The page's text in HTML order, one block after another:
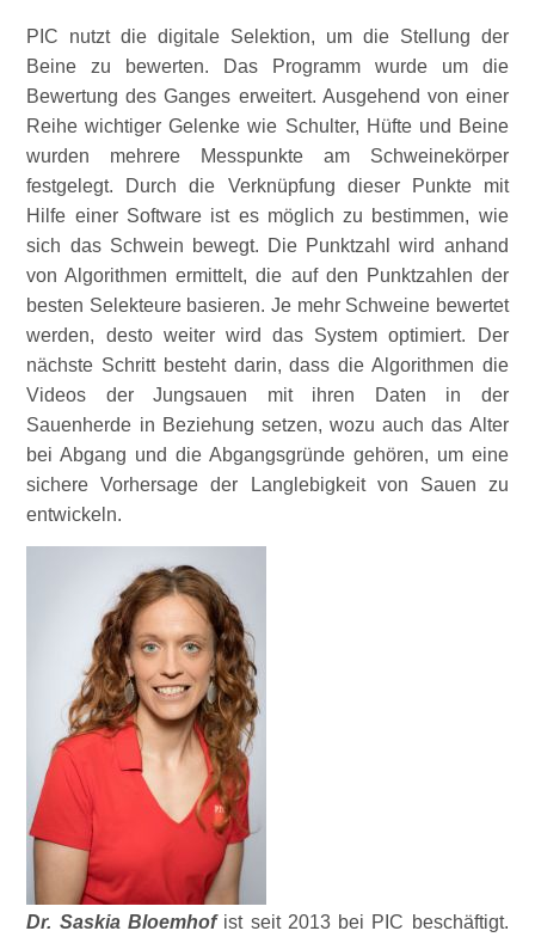
PIC nutzt die digitale Selektion, um die Stellung der
Beine zu bewerten. Das Programm wurde um die
Bewertung des Ganges erweitert. Ausgehend von einer
Reihe wichtiger Gelenke wie Schulter, Hüfte und Beine
wurden mehrere Messpunkte am Schweinekörper
festgelegt. Durch die Verknüpfung dieser Punkte mit
Hilfe einer Software ist es möglich zu bestimmen, wie
sich das Schwein bewegt. Die Punktzahl wird anhand
von Algorithmen ermittelt, die auf den Punktzahlen der
besten Selekteure basieren. Je mehr Schweine bewertet
werden, desto weiter wird das System optimiert. Der
nächste Schritt besteht darin, dass die Algorithmen die
Videos der Jungsauen mit ihren Daten in der
Sauenherde in Beziehung setzen, wozu auch das Alter
bei Abgang und die Abgangsgründe gehören, um eine
sichere Vorhersage der Langlebigkeit von Sauen zu
entwickeln.
Dr. Saskia Bloemhofist seit 2013 bei PIC beschäftigt.